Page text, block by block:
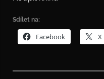
Sdílet na:
Facebook X